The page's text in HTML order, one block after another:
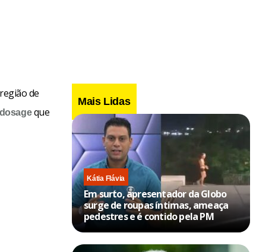
de
dosageque
Mais Lidas
Kátia Flávia
Em surto, apresentador da Globo
surge de roupas íntimas, ameaça
pedestres e é contido pela PM